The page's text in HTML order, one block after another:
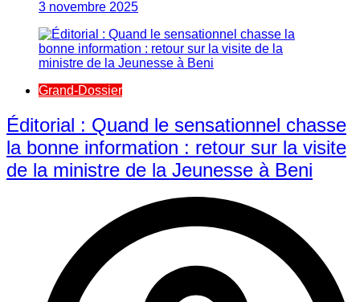
3 novembre 2025
Grand-Dossier
Éditorial : Quand le sensationnel chasse
la bonne information : retour sur la visite
de la ministre de la Jeunesse à Beni